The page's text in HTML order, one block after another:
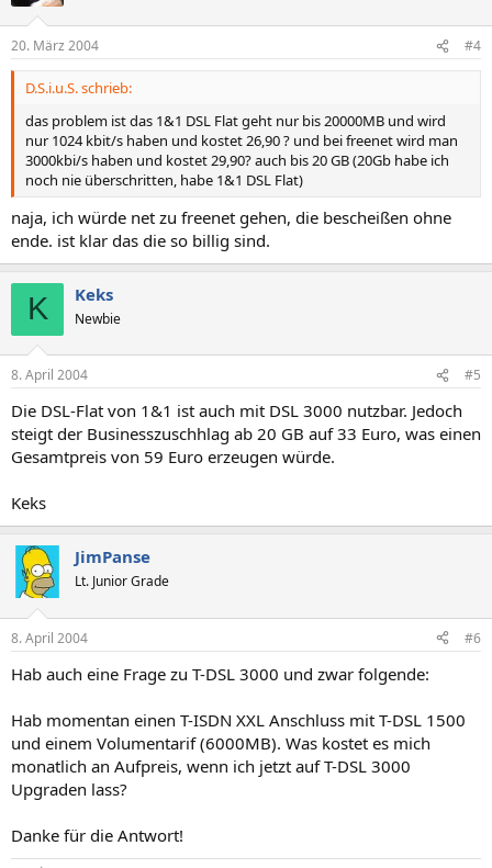
20. März 2004 #4
D.S.i.u.S. schrieb:
das problem ist das 1&1 DSL Flat geht nur bis 20000MB und wird
nur 1024 kbit/s haben und kostet 26,90 ? und bei freenet wird man
3000kbi/s haben und kostet 29,90? auch bis 20 GB (20Gb habe ich
noch nie überschritten, habe 1&1 DSL Flat)
naja, ich würde net zu freenet gehen, die bescheißen ohne
ende. ist klar das die so billig sind.
K Keks
Newbie
8. April 2004 #5
Die DSL-Flat von 1&1 ist auch mit DSL 3000 nutzbar. Jedoch
steigt der Businesszuschhlag ab 20 GB auf 33 Euro, was einen
Gesamtpreis von 59 Euro erzeugen würde.
Keks
JimPanse
Lt. Junior Grade
8. April 2004 #6
Hab auch eine Frage zu T-DSL 3000 und zwar folgende:
Hab momentan einen T-ISDN XXL Anschluss mit T-DSL 1500
und einem Volumentarif (6000MB). Was kostet es mich
monatlich an Aufpreis, wenn ich jetzt auf T-DSL 3000
Upgraden lass?
Danke für die Antwort!